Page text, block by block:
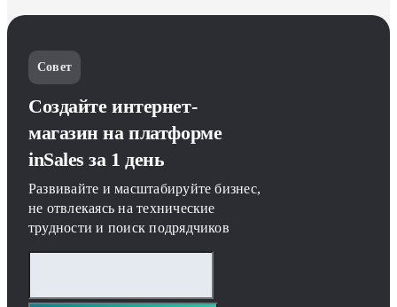
Совет
Создайте интернет-
магазин на платформе
inSales за 1 день
Развивайте и масштабируйте бизнес,
не отвлекаясь на технические
трудности и поиск подрядчиков